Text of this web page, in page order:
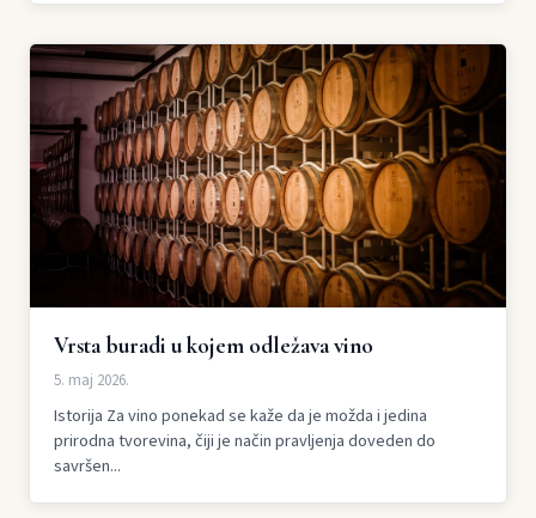
Vrsta buradi u kojem odležava vino
5. maj 2026.
Istorija Za vino ponekad se kaže da je možda i jedina
prirodna tvorevina, čiji je način pravljenja doveden do
savršen...